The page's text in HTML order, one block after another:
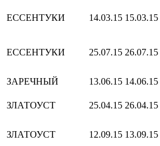
ЕССЕНТУКИ 14.03.15 15.03.15
ЕССЕНТУКИ 25.07.15 26.07.15
ЗАРЕЧНЫЙ 13.06.15 14.06.15
ЗЛАТОУСТ 25.04.15 26.04.15
ЗЛАТОУСТ 12.09.15 13.09.15